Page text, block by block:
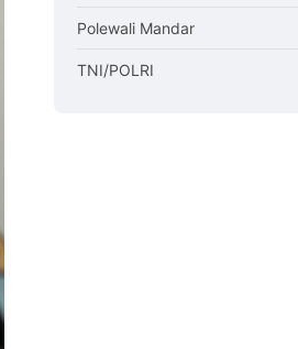
Polewali Mandar
TNI/POLRI